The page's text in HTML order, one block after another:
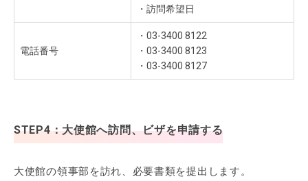
・訪問希望日
電話番号
・03-3400 8122
・03-3400 8123
・03-3400 8127
STEP4：大使館へ訪問、ビザを申請する
大使館の領事部を訪れ、必要書類を提出します。